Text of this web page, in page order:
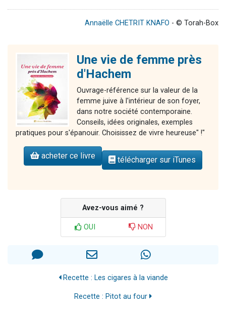
Annaëlle CHETRIT KNAFO - © Torah-Box
Une vie de femme près
d'Hachem
Ouvrage-référence sur la valeur de la
femme juive à l'intérieur de son foyer,
dans notre société contemporaine.
Conseils, idées originales, exemples
pratiques pour s'épanouir. Choisissez de vivre heureuse" !"
acheter ce livre télécharger sur iTunes
Avez-vous aimé ?
OUI NON
Recette : Les cigares à la viande
Recette : Pitot au four